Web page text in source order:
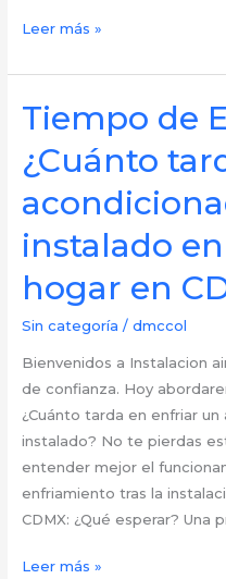
Desglosando
consumo
eléctrico:
¿Cuántos
watts
realmente
tu
aire
acondicionado
CDMX?
Leer más »
Tiempo de
¿Cuánto
instalado
hogar en
Sin categoría /dmccol
Bienvenidos a Instalacion
de confianza. Hoy
¿Cuánto tarda en enfriar
instalado? No te pierdas
entender mejor el
enfriamiento tras la
CDMX: ¿Qué esperar? Una
Tiempo
Leer más »